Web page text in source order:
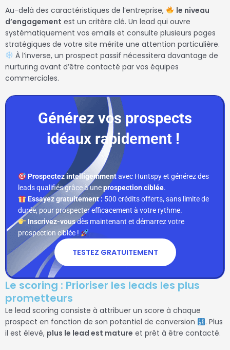
Au-delà des caractéristiques de l’entreprise,
le niveau
d’engagement est un critère clé. Un lead qui ouvre
systématiquement vos emails et consulte plusieurs pages
stratégiques de votre site mérite une attention particulière.
À l’inverse, un prospect passif nécessitera davantage de
nurturing avant d’être contacté par vos équipes
commerciales.
Générez vos prospects
idéaux rapidement !
Prospectez intelligemmentavec Huntspy et générez des
leads qualifiés grâce à uneprospection ciblée.
Essayez gratuitement : 500 crédits offerts, sans limite de
durée, pour prospecter efficacement à votre rythme.
Inscrivez-vousdès maintenant et démarrez votre
prospection ciblée !
TESTEZ GRATUITEMENT
Le scoring : Prioriser les leads les plus
prometteurs
Le lead scoring consiste à attribuer un score à chaque
prospect en fonction de son potentiel de conversion
. Plus
il est élevé, plus le lead est mature et prêt à être contacté.